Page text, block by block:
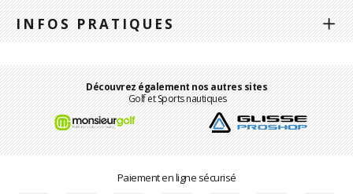
INFOS PRATIQUES
Découvrez également nos autres sites
Golf et Sports nautiques
Paiement en ligne sécurisé